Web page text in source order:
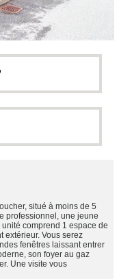
situé à moins de 5
professionnel, une jeune
comprend 1 espace de
extérieur. Vous serez
fenêtres laissant entrer
son foyer au gaz
Une visite vous